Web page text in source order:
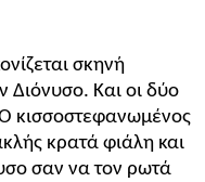
σκηνή
Διόνυσο. Και οι δύο
Ο κισσοστεφανωμένος
κρατά φιάλη και
σαν να τον ρωτά